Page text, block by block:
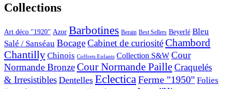
Collections
Art déco "1920" Azor Barbotines Berain Best Sellers Beyerlé Bleu
Salé / Sanséau BocageCabinet de curiositéChambord
Chantilly Chinois Coffrets Enfants Collection S&W Cour
Normande BronzeCour Normande PailleCraquelés
& Irresistibles Dentelles EclecticaFerme "1950" Folies